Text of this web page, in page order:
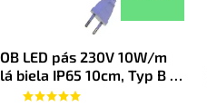
LED pás 230V 10W/m
biela IP65 10cm, Typ B -
šnúra s usmerňovačom